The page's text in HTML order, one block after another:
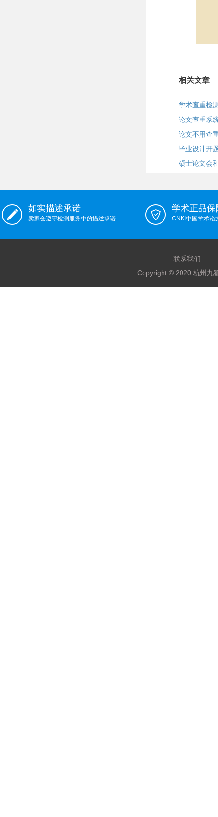
相关文章
学术查重检
论文查重系
论文不用查
毕业设计开
硕士论文会
如实描述承诺
卖家会遵守检测服务中的描述承诺
学术正品保
CNKI中国学术论
联系我们
Copyright © 2020 杭州九